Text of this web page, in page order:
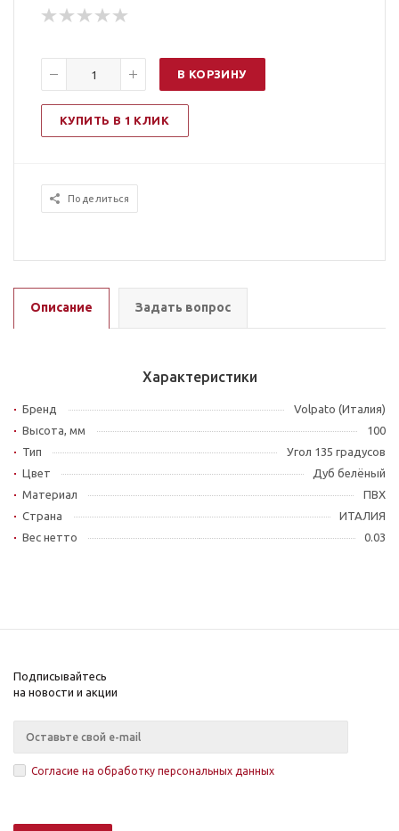
В КОРЗИНУ
КУПИТЬ В 1 КЛИК
Поделиться
Описание Задать вопрос
Характеристики
Бренд
Volpato (Италия)
Высота, мм
100
Тип
Угол 135 градусов
Цвет
Дуб белёный
Материал
ПВХ
Страна
ИТАЛИЯ
Вес нетто
0.03
Подписывайтесь
на новости и акции
Согласие на обработку персональных данных